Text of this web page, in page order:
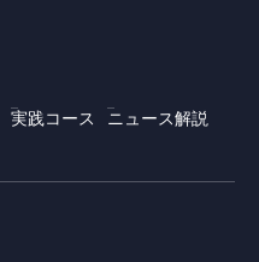
実践コース
ニュース解説